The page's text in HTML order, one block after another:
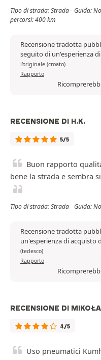
Tipo di strada: Strada - Guida:
percorsi: 400 km
Recensione tradotta
seguito di un'esperienza
l'originale (croato)
Rapporto
RECENSIONE DI H.K.
5/5
Buon rapporto
bene la strada e sembra
Tipo di strada: Strada - Guida:
Recensione tradotta
un'esperienza di acquisto
(tedesco)
Rapporto
RECENSIONE DI
4/5
Uso pneumatici